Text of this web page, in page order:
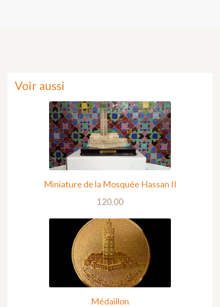
Voir aussi
Miniature de la Mosquée Hassan II
120.00
Médaillon